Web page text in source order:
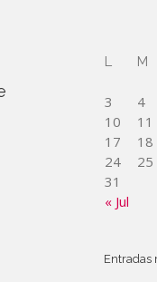
L M
« Jul
3
4
10
11
17
18
24
25
31
Entradas